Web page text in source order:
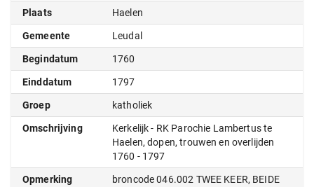
Plaats Haelen
Gemeente Leudal
Begindatum 1760
Einddatum 1797
Groep katholiek
Omschrijving
Kerkelijk - RK Parochie Lambertus te
Haelen, dopen, trouwen en overlijden
1760 - 1797
Opmerking
broncode 046.002 TWEE KEER, BEIDE